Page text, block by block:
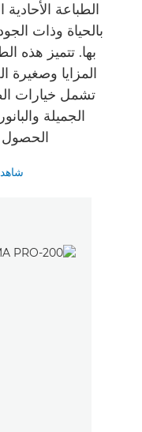
شراء حبر
الطباعة الأحادية
بالحياة وذات
المزايا
تشمل خيارات
الجميلة
الحصول